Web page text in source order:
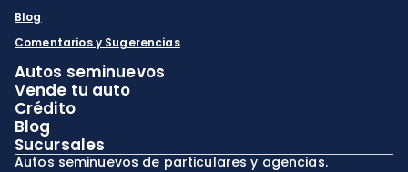
Blog
Comentarios y Sugerencias
Autos seminuevos
Vende tu auto
Crédito
Blog
Sucursales
Autos seminuevos de particulares y agencias.